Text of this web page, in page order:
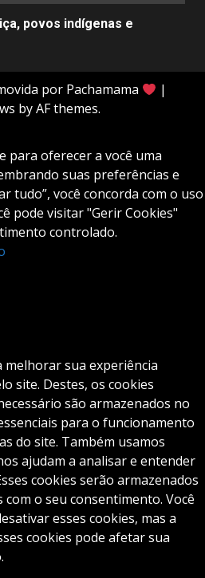
povos indígenas e
por Pachamama
|
by AF themes.
para oferecer a você uma
suas preferências e
tudo”, você concorda com o uso
pode visitar "Gerir Cookies"
controlado.
melhorar sua experiência
site. Destes, os cookies
são armazenados no
para o funcionamento
do site. Também usamos
ajudam a analisar e entender
cookies serão armazenados
o seu consentimento. Você
esses cookies, mas a
cookies pode afetar sua